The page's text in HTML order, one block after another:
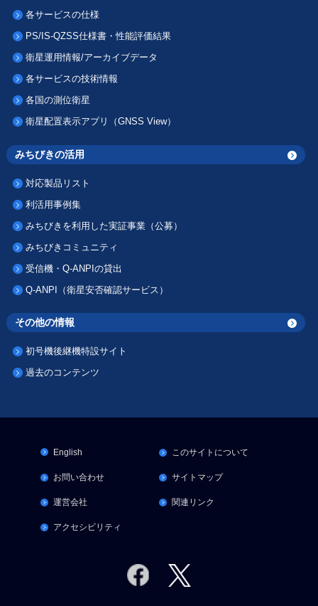
各サービスの仕様
PS/IS-QZSS仕様書・性能評価結果
衛星運用情報/アーカイブデータ
各サービスの技術情報
各国の測位衛星
衛星配置表示アプリ（GNSS View）
みちびきの活用
対応製品リスト
利活用事例集
みちびきを利用した実証事業（公募）
みちびきコミュニティ
受信機・Q-ANPIの貸出
Q-ANPI（衛星安否確認サービス）
その他の情報
初号機後継機特設サイト
過去のコンテンツ
English このサイトについて
お問い合わせ サイトマップ
運営会社 関連リンク
アクセシビリティ